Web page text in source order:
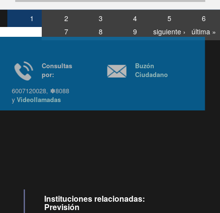
1 2 3 4 5
6
7
8 9 siguiente › última »
Consultas
6007120028, ✽8088
yVideollamadas
Buzón
Ciudadano
Instituciones relacionadas:
Previsión